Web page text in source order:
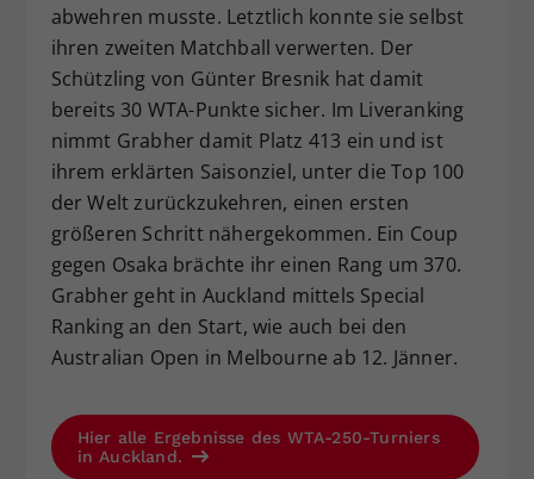
abwehren musste. Letztlich konnte sie selbst
ihren zweiten Matchball verwerten. Der
Schützling von Günter Bresnik hat damit
bereits 30 WTA-Punkte sicher. Im Liveranking
nimmt Grabher damit Platz 413 ein und ist
ihrem erklärten Saisonziel, unter die Top 100
der Welt zurückzukehren, einen ersten
größeren Schritt nähergekommen. Ein Coup
gegen Osaka brächte ihr einen Rang um 370.
Grabher geht in Auckland mittels Special
Ranking an den Start, wie auch bei den
Australian Open in Melbourne ab 12. Jänner.
Hier alle Ergebnisse des WTA-250-Turniers
in Auckland.